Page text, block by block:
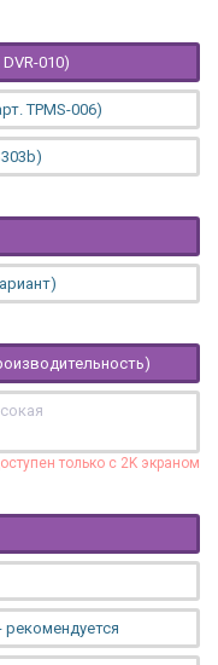
010)
TPMS-006)
только с 2K экраном
рекомендуется